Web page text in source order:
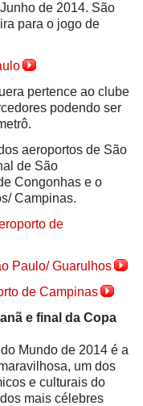
de 2014. São
para o jogo de
pertence ao clube
podendo ser
aeroportos de São
de São
Congonhas e o
Campinas.
de
Paulo/ Guarulhos
de Campinas
e final da Copa
Mundo de 2014 é a
um dos
e culturais do
mais célebres